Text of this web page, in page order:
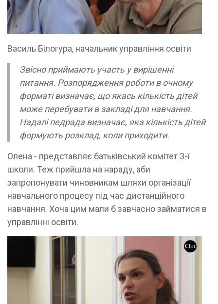
Василь Білогура, начальник управління освіти
Звісно приймають участь у вирішенні
питання. Розпорядження роботи в очному
форматі визначає, що якась кількість дітей
може перебувати в закладі для навчання.
Надалі педрада визначає, яка кількість дітей
формують розклад, коли приходити.
Олена - представляє батьківський комітет 3-ї
школи. Теж прийшла на нараду, аби
запропонувати чиновникам шляхи організації
навчального процесу під час дистанційного
навчання. Хоча цим мали б завчасно займатися в
управлінні освіти.